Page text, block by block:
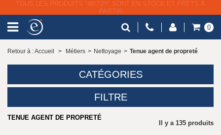
LIVRAISON GRATUITE À PARTIR DE 79€ HT
0
Retour à : Accueil > Métiers > Nettoyage > Tenue agent de propreté
CATÉGORIES
FILTRE
TENUE AGENT DE PROPRETÉ
Il y a 135 produits